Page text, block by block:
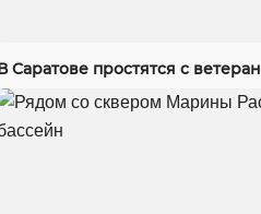
Саратове простятся с